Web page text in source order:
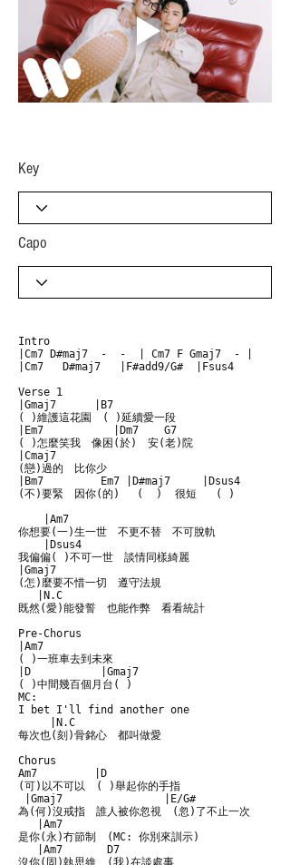
​Key
Capo
Intro
|Cm7 D#maj7  -  -  | Cm7 F Gmaj7  - |
|Cm7   D#maj7   |F#add9/G#  |Fsus4
Verse 1
|Gmaj7      |B7
( )維護這花園　( )延續愛一段
|Em7           |Dm7    G7
( )怎麼笑我　像困(於)　安(老)院
|Cmaj7
(戀)過的　比你少
|Bm7         Em7 |D#maj7     |Dsus4
(不)要緊　因你(的)　 (  )  很短   ( )
    |Am7
你想要(一)生一世　不更不替　不可脫軌
    |Dsus4
我偏偏( )不可一世　談情同樣綺麗
|Gmaj7
(怎)麼要不惜一切　遵守法規
   |N.C
既然(愛)能發誓　也能作弊　看看統計
Pre-Chorus
|Am7
( )一班車去到未來
|D           |Gmaj7
( )中間幾百個月台( )
MC:
I bet I'll find another one
     |N.C
每次也(刻)骨銘心　都叫做愛
Chorus
Am7         |D
(可)以不可以　( )舉起你的手指
|Gmaj7                |E/G#
為(何)沒戒指　誰人被你忽視　(忽)了不止一次
   |Am7
是你(永)冇節制　(MC: 你別來訓示)
   |Am7       D7
沒你(固)執思維　(我)在談處事